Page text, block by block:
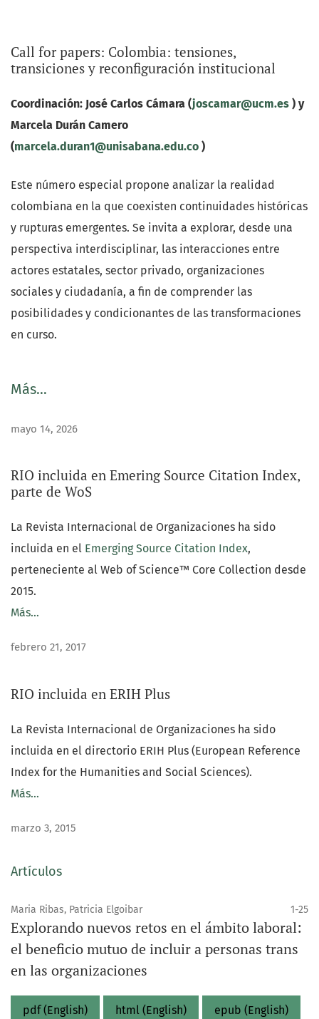
aquellas personas interesadas en el análisis de las
organizaciones. RIO pretende poner en contacto a
Una de las principales preocupaciones es que RIO se
oriente a la difusión de conocimiento científico con los
mayores estándares de calidad. Por ello RIO cuenta con
un exigente proceso de revisión por expertos para la
auspiciada por la Universidad Rovira i Virgili, donde la
Avisos
Call for papers: Colombia: tensiones,
transiciones y reconfiguración institucional
Coordinación: José Carlos Cámara (joscamar@ucm.es ) y
Marcela Durán Camero
(marcela.duran1@unisabana.edu.co )
Este número especial propone analizar la realidad
colombiana en la que coexisten continuidades históricas
y rupturas emergentes. Se invita a explorar, desde una
perspectiva interdisciplinar, las interacciones entre
actores estatales, sector privado, organizaciones
sociales y ciudadanía, a fin de comprender las
posibilidades y condicionantes de las transformaciones
en curso.
Más…
mayo 14, 2026
RIO incluida en Emering Source Citation Index,
parte de WoS
La Revista Internacional de Organizaciones ha sido
incluida en el Emerging Source Citation Index,
perteneciente al Web of Science™ Core Collection desde
2015.
Más…
febrero 21, 2017
RIO incluida en ERIH Plus
La Revista Internacional de Organizaciones ha sido
incluida en el directorio ERIH Plus (European Reference
Index for the Humanities and Social Sciences).
Más…
marzo 3, 2015
Artículos
Maria Ribas, Patricia Elgoibar 1-25
Explorando nuevos retos en el ámbito laboral:
el beneficio mutuo de incluir a personas trans
en las organizaciones
pdf (English) html (English) epub (English)